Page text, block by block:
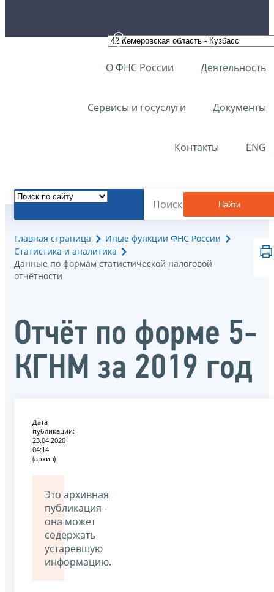
О ФНС России Деятельность
Сервисы и госуслуги Документы
Контакты ENG
Найти
Главная страница
Иные функции ФНС России
Статистика и аналитика
Данные по формам статистической налоговой
отчётности
Отчёт по форме 5-
КГНМ за 2019 год
Дата
публикации:
23.04.2020
04:14
(архив)
Это архивная
публикация -
она может
содержать
устаревшую
информацию.